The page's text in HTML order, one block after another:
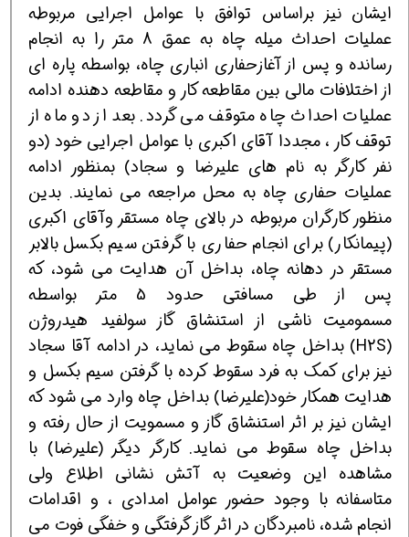
ايشان نيز براساس توافق با عوامل اجرايی مربوطه
عمليات احداث ميله چاه به عمق 8 متر را به انجام
رسانده و پس از آغازحفاری انباری چاه، بواسطه پاره ای
از اختلافات مالی بين مقاطعه كار و مقاطعه دهنده ادامه
عمليات احداث چاه متوقف می گردد. بعد از دو ماه از
توقف كار ، مجددا آقای اكبری با عوامل اجرايی خود (دو
نفر كارگر به نام های عليرضا و سجاد) بمنظور ادامه
عمليات حفاری چاه به محل مراجعه مي نمايند. بدين
منظور كارگران مربوطه در بالای چاه مستقر وآقای اكبری
(پيمانكار) براي انجام حفاری با گرفتن سيم بكسل بالابر
مستقر در دهانه چاه، بداخل آن هدايت می شود، كه
پس از طی مسافتی حدود 5 متر بواسطه
مسموميت ناشی از استنشاق گاز سولفيد هيدروژن
(H2S) بداخل چاه سقوط مي نمايد، در ادامه آقا سجاد
نيز براي كمك به فرد سقوط كرده با گرفتن سيم بكسل و
هدايت همكار خود(عليرضا) بداخل چاه وارد مي شود كه
ايشان نيز بر اثر استنشاق گاز و مسمويت از حال رفته و
بداخل چاه سقوط می نمايد. كارگر ديگر (عليرضا) با
مشاهده اين وضعيت به آتش نشانی اطلاع ولی
متاسفانه با وجود حضور عوامل امدادی ، و اقدامات
انجام شده، نامبردگان در اثر گاز گرفتگی و خفگی فوت می